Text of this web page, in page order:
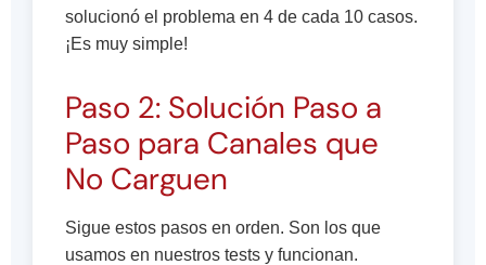
solucionó el problema en 4 de cada 10 casos.
¡Es muy simple!
Paso 2: Solución Paso a
Paso para Canales que
No Carguen
Sigue estos pasos en orden. Son los que
usamos en nuestros tests y funcionan.